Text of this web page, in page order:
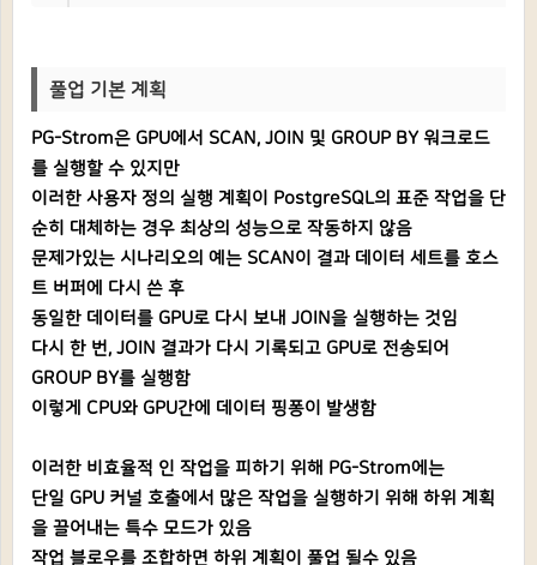
풀업 기본 계획
PG-Strom은 GPU에서 SCAN, JOIN 및 GROUP BY 워크로드
를 실행할 수 있지만
이러한 사용자 정의 실행 계획이 PostgreSQL의 표준 작업을 단
순히 대체하는 경우 최상의 성능으로 작동하지 않음
문제가있는 시나리오의 예는 SCAN이 결과 데이터 세트를 호스
트 버퍼에 다시 쓴 후
동일한 데이터를 GPU로 다시 보내 JOIN을 실행하는 것임
다시 한 번, JOIN 결과가 다시 기록되고 GPU로 전송되어
GROUP BY를 실행함
이렇게 CPU와 GPU간에 데이터 핑퐁이 발생함
이러한 비효율적 인 작업을 피하기 위해 PG-Strom에는
단일 GPU 커널 호출에서 많은 작업을 실행하기 위해 하위 계획
을 끌어내는 특수 모드가 있음
작업 블로우를 조합하면 하위 계획이 풀업 될수 있음